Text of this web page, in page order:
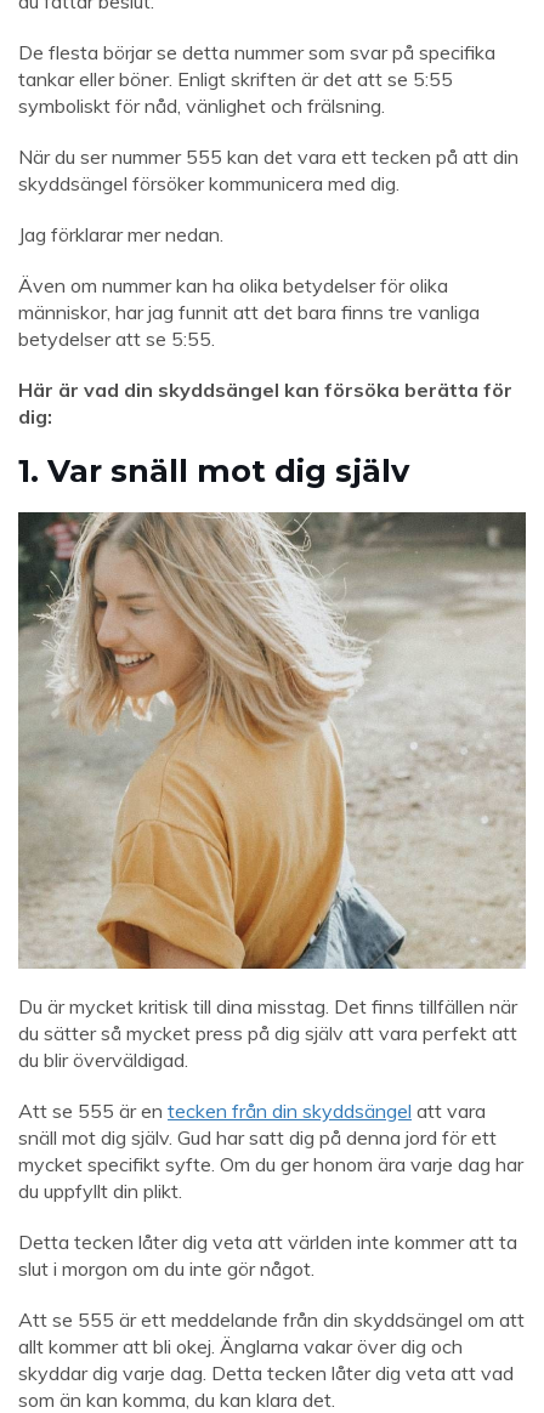
De flesta börjar se detta nummer som svar på specifika
tankar eller böner. Enligt skriften är det att se 5:55
symboliskt för nåd, vänlighet och frälsning.
När du ser nummer 555 kan det vara ett tecken på att din
skyddsängel försöker kommunicera med dig.
Jag förklarar mer nedan.
Även om nummer kan ha olika betydelser för olika
människor, har jag funnit att det bara finns tre vanliga
betydelser att se 5:55.
Här är vad din skyddsängel kan försöka berätta för
dig:
1. Var snäll mot dig själv
Du är mycket kritisk till dina misstag. Det finns tillfällen när
du sätter så mycket press på dig själv att vara perfekt att
du blir överväldigad.
Att se 555 är en tecken från din skyddsängel att vara
snäll mot dig själv. Gud har satt dig på denna jord för ett
mycket specifikt syfte. Om du ger honom ära varje dag har
du uppfyllt din plikt.
Detta tecken låter dig veta att världen inte kommer att ta
slut i morgon om du inte gör något.
Att se 555 är ett meddelande från din skyddsängel om att
allt kommer att bli okej. Änglarna vakar över dig och
skyddar dig varje dag. Detta tecken låter dig veta att vad
som än kan komma, du kan klara det.